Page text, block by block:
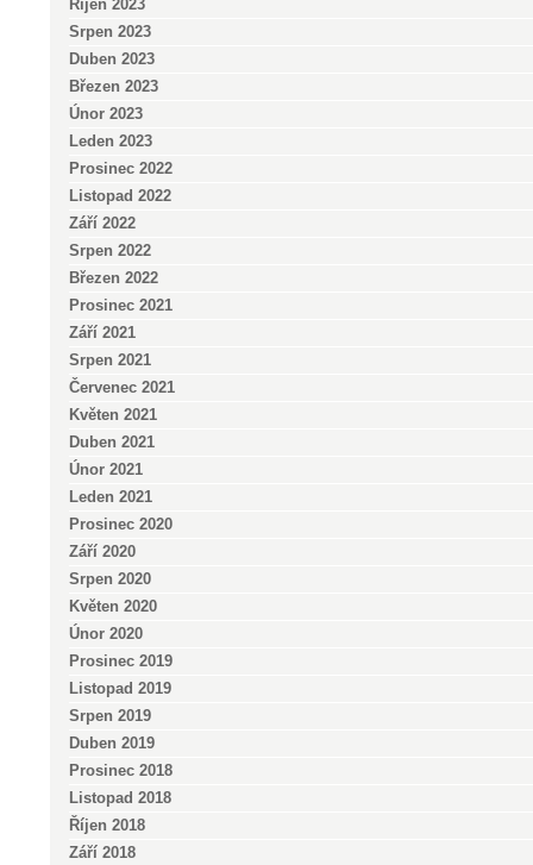
Říjen 2023
Srpen 2023
Duben 2023
Březen 2023
Únor 2023
Leden 2023
Prosinec 2022
Listopad 2022
Září 2022
Srpen 2022
Březen 2022
Prosinec 2021
Září 2021
Srpen 2021
Červenec 2021
Květen 2021
Duben 2021
Únor 2021
Leden 2021
Prosinec 2020
Září 2020
Srpen 2020
Květen 2020
Únor 2020
Prosinec 2019
Listopad 2019
Srpen 2019
Duben 2019
Prosinec 2018
Listopad 2018
Říjen 2018
Září 2018